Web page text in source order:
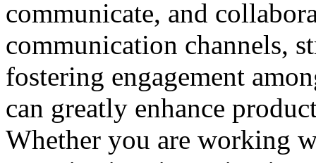
communicate, and
communication channels,
fostering engagement
can greatly enhance
Whether you are working